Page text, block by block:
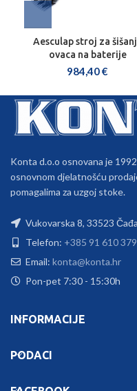
Aesculap stroj za
ovaca na baterije
984,40€
Konta d.o.o osnovana je
osnovnom djelatnošću
pomagalima za uzgoj stoke.
Vukovarska 8, 33523
Telefon: +385 91 610
Email: konta@konta.hr
Pon-pet 7:30 - 15:30h
INFORMACIJE
PODACI